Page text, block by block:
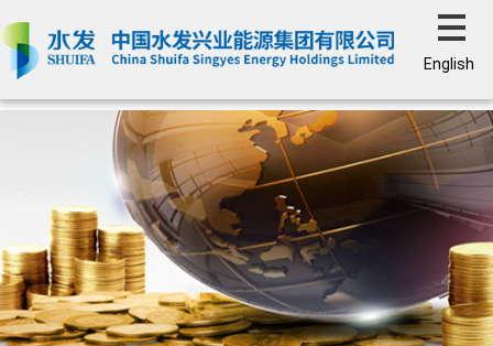
English